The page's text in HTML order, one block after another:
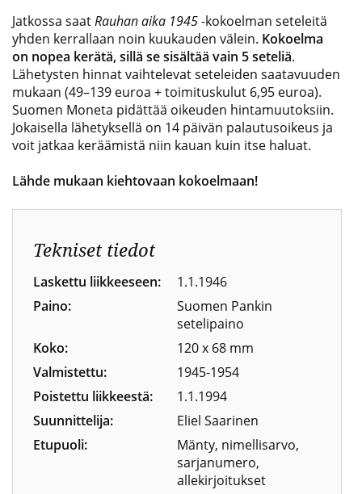
Jatkossa saatRauhan aika 1945-kokoelman seteleitä
yhden kerrallaan noin kuukauden välein. Kokoelma
on nopea kerätä, sillä se sisältää vain 5 seteliä.
Lähetysten hinnat vaihtelevat seteleiden saatavuuden
mukaan (49–139 euroa + toimituskulut 6,95 euroa).
Suomen Moneta pidättää oikeuden hintamuutoksiin.
Jokaisella lähetyksellä on 14 päivän palautusoikeus ja
voit jatkaa keräämistä niin kauan kuin itse haluat.
Lähde mukaan kiehtovaan kokoelmaan!
Tekniset tiedot
Laskettu liikkeeseen:
1.1.1946
Paino:
Suomen Pankin
setelipaino
Koko:
120 x 68 mm
Valmistettu:
1945-1954
Poistettu liikkeestä:
1.1.1994
Suunnittelija:
Eliel Saarinen
Etupuoli:
Mänty, nimellisarvo,
sarjanumero,
allekirjoitukset